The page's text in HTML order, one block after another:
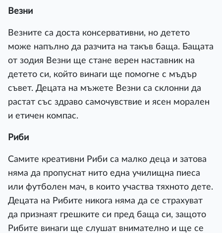
Везни
Везните са доста консервативни, но детето
може напълно да разчита на такъв баща. Бащата
от зодия Везни ще стане верен наставник на
детето си, който винаги ще помогне с мъдър
съвет. Децата на мъжете Везни са склонни да
растат със здраво самочувствие и ясен морален
и етичен компас.
Риби
Самите креативни Риби са малко деца и затова
няма да пропуснат нито една училищна пиеса
или футболен мач, в които участва тяхното дете.
Децата на Рибите никога няма да се страхуват
да признаят грешките си пред баща си, защото
Рибите винаги ще слушат внимателно и ще се